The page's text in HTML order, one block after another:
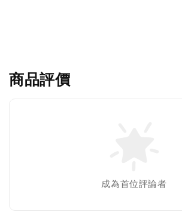
商品評價
成為首位評論者